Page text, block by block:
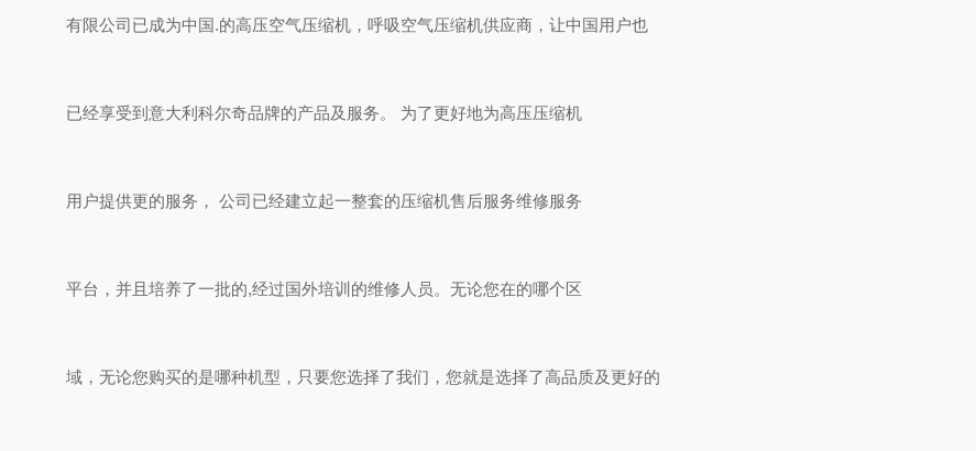
有限公司已成为中国.的高压空气压缩机，呼吸空气压缩机供应商，让中国用户也
已经享受到意大利科尔奇品牌的产品及服务。 为了更好地为高压压缩机
用户提供更的服务， 公司已经建立起一整套的压缩机售后服务维修服务
平台，并且培养了一批的,经过国外培训的维修人员。无论您在的哪个区
域，无论您购买的是哪种机型，只要您选择了我们，您就是选择了高品质及更好的